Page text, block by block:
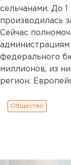
сельчанами. До
производилась
Сейчас
администрациям
федерального
миллионов, из
регион.
Общество